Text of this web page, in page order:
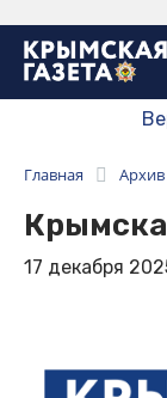
Главная Архив
17 декабря